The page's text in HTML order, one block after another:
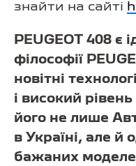
знайти на сайті
PEUGEOT 408 є
філософії
новітні
і високий
його не лише
в Україні, але й
бажаних